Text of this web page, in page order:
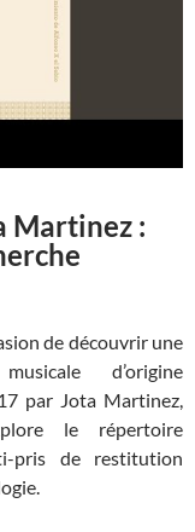
Martinez :
de découvrir une
d’origine
par Jota Martinez,
le répertoire
pris de restitution